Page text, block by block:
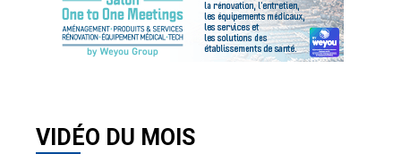
VIDÉO DU MOIS